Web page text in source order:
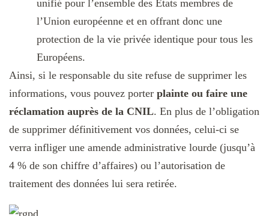
unifié pour l’ensemble des États membres de
l’Union européenne et en offrant donc une
protection de la vie privée identique pour tous les
Européens.
Ainsi, si le responsable du site refuse de supprimer les
informations, vous pouvez porter plainte ou faire une
réclamation auprès de la CNIL. En plus de l’obligation
de supprimer définitivement vos données, celui-ci se
verra infliger une amende administrative lourde (jusqu’à
4 % de son chiffre d’affaires) ou l’autorisation de
traitement des données lui sera retirée.